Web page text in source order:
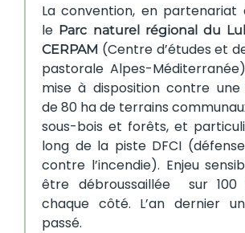
La convention, en partenariat
le Parc naturel régional du
CERPAM (Centre d’études et
pastorale Alpes-
mise à disposition contre une
de 80 ha de terrains
sous-bois et forêts, et
long de la piste DFCI
contre l’incendie). Enjeu
être débroussaillée sur
chaque côté. L’an dernier
passé.